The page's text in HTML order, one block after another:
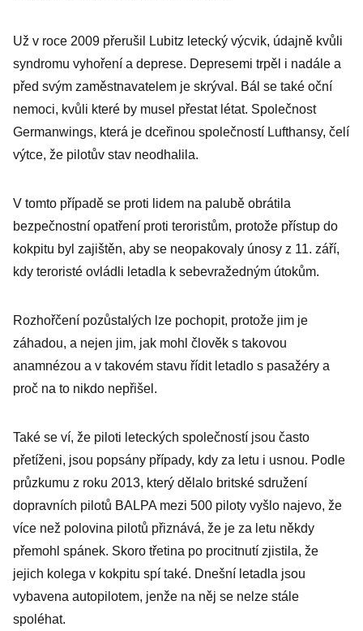
Už v roce 2009 přerušil Lubitz letecký výcvik, údajně kvůli
syndromu vyhoření a deprese. Depresemi trpěl i nadále a
před svým zaměstnavatelem je skrýval. Bál se také oční
nemoci, kvůli které by musel přestat létat. Společnost
Germanwings, která je dceřinou společností Lufthansy, čelí
výtce, že pilotův stav neodhalila.
V tomto případě se proti lidem na palubě obrátila
bezpečnostní opatření proti teroristům, protože přístup do
kokpitu byl zajištěn, aby se neopakovaly únosy z 11. září,
kdy teroristé ovládli letadla k sebevražedným útokům.
Rozhořčení pozůstalých lze pochopit, protože jim je
záhadou, a nejen jim, jak mohl člověk s takovou
anamnézou a v takovém stavu řídit letadlo s pasažéry a
proč na to nikdo nepřišel.
Také se ví, že piloti leteckých společností jsou často
přetíženi, jsou popsány případy, kdy za letu i usnou. Podle
průzkumu z roku 2013, který dělalo britské sdružení
dopravních pilotů BALPA mezi 500 piloty vyšlo najevo, že
více než polovina pilotů přiznává, že je za letu někdy
přemohl spánek. Skoro třetina po procitnutí zjistila, že
jejich kolega v kokpitu spí také. Dnešní letadla jsou
vybavena autopilotem, jenže na něj se nelze stále
spoléhat.